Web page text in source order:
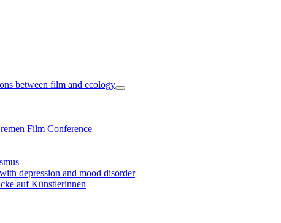
between film and ecology
Film Conference
depression and mood disorder
auf Künstlerinnen